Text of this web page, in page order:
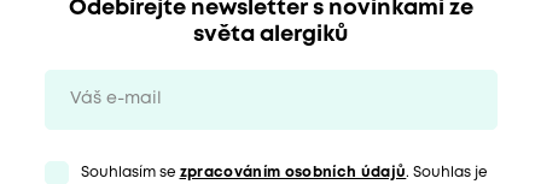
Odebírejte newsletter s novinkami ze
světa alergiků
Souhlasím se zpracováním osobních údajů. Souhlas je